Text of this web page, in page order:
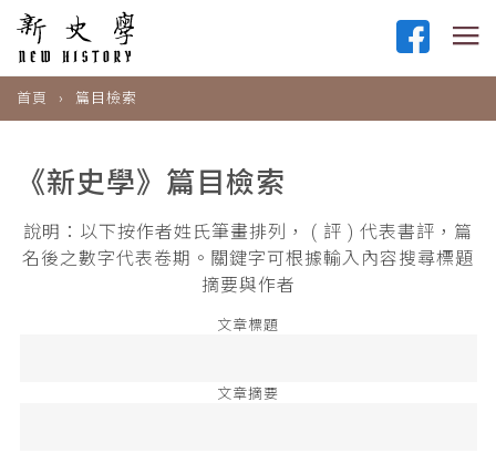
首頁 篇目檢索
《新史學》篇目檢索
說明：以下按作者姓氏筆畫排列， ( 評 ) 代表書評，篇
名後之數字代表卷期。關鍵字可根據輸入內容搜尋標題
摘要與作者
文章標題
文章摘要